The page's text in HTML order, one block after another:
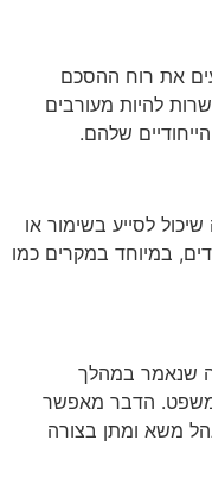
את רוח ההסכם
להיות מעורבים
שלהם.
לסייע בשימור או
במיוחד במקרים כמו
שנאמר במהלך
משפט. הדבר מאפשר
משא ומתן בצורה